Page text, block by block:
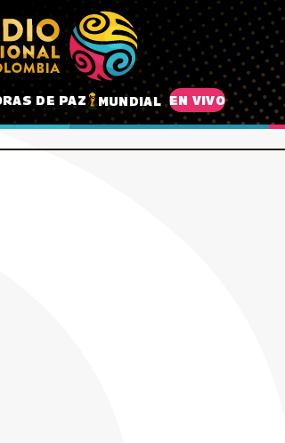
DE PAZ MUNDIAL EN VIVO